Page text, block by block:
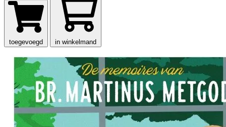
toegevoegd in winkelmand